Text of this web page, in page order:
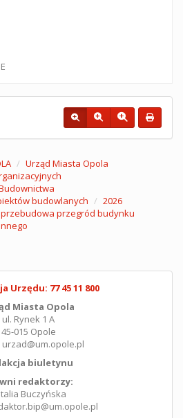
Urząd Miasta Opola
budowlanych
2026
przebudowa przegród budynku
Urzędu: 77 45 11 800
Miasta Opola
ul. Rynek 1 A
45-015 Opole
urzad@um.opole.pl
biuletynu
redaktorzy:
Buczyńska